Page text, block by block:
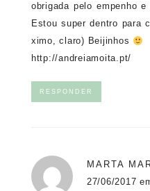
obrigada pelo empenho
Estou super dentro para
ximo, claro) Beijinhos
http://andreiamoita.pt/
RESPONDER
MARTA
27/06/2017